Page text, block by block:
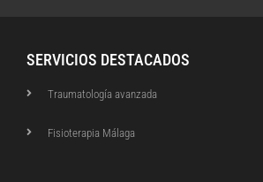
SERVICIOS DESTACADOS
Traumatología avanzada
Fisioterapia Málaga